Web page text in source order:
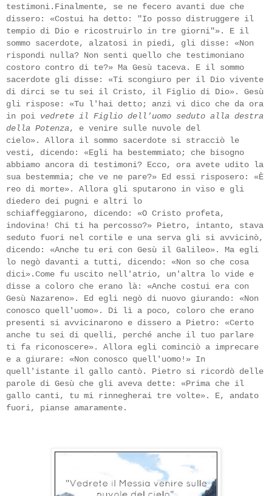
testimoni.Finalmente, se ne fecero avanti due che
dissero: «Costui ha detto: "Io posso distruggere il
tempio di Dio e ricostruirlo in tre giorni"». E il
sommo sacerdote, alzatosi in piedi, gli disse: «Non
rispondi nulla? Non senti quello che testimoniano
costoro contro di te?» Ma Gesù taceva. E il sommo
sacerdote gli disse: «Ti scongiuro per il Dio vivente
di dirci se tu sei il Cristo, il Figlio di Dio». Gesù
gli rispose: «Tu l'hai detto; anzi vi dico che da ora
in poi vedrete il Figlio dell'uomo seduto alla destra
della Potenza, e venire sulle nuvole del
cielo». Allora il sommo sacerdote si stracciò le
vesti, dicendo: «Egli ha bestemmiato; che bisogno
abbiamo ancora di testimoni? Ecco, ora avete udito la
sua bestemmia; che ve ne pare?» Ed essi risposero: «È
reo di morte». Allora gli sputarono in viso e gli
diedero dei pugni e altri lo
schiaffeggiarono, dicendo: «O Cristo profeta,
indovina! Chi ti ha percosso?» Pietro, intanto, stava
seduto fuori nel cortile e una serva gli si avvicinò,
dicendo: «Anche tu eri con Gesù il Galileo». Ma egli
lo negò davanti a tutti, dicendo: «Non so che cosa
dici».Come fu uscito nell'atrio, un'altra lo vide e
disse a coloro che erano là: «Anche costui era con
Gesù Nazareno». Ed egli negò di nuovo giurando: «Non
conosco quell'uomo». Di lì a poco, coloro che erano
presenti si avvicinarono e dissero a Pietro: «Certo
anche tu sei di quelli, perché anche il tuo parlare
ti fa riconoscere». Allora egli cominciò a imprecare
e a giurare: «Non conosco quell'uomo!» In
quell'istante il gallo cantò. Pietro si ricordò delle
parole di Gesù che gli aveva dette: «Prima che il
gallo canti, tu mi rinnegherai tre volte». E, andato
fuori, pianse amaramente.